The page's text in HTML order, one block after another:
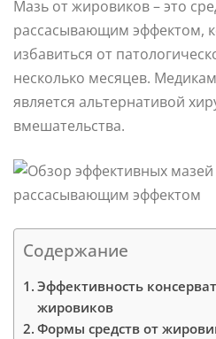
Мазь от жировиков – это
рассасывающим эффектом,
избавиться от
несколько месяцев.
является альтернативой
вмешательства.
Содержание
Эффективность
жировиков
Формы средств от